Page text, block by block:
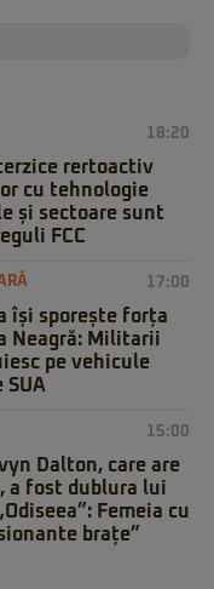
18:20
rertoactiv
cu tehnologie
și sectoare sunt
FCC
17:00
își sporește forța
Neagră: Militarii
pe vehicule
SUA
15:00
Dalton, care are
a fost dublura lui
Femeia cu
brațe”